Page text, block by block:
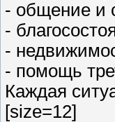
- общение и
-
-
- помощь
Каждая
[size=12]